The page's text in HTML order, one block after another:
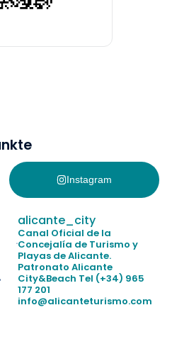
niños
socorrismo
Instagram
alicante_city
Canal Oficial de la
Concejalía de Turismo y
Playas de Alicante.
Patronato Alicante
City&Beach Tel (+34) 965
177 201
info@alicanteturismo.com